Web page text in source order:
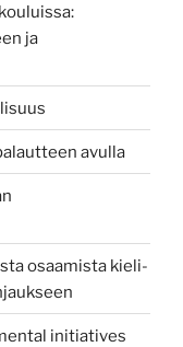
ja
avulla
osaamista kieli-
initiatives